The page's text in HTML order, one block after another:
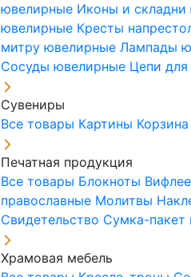
ювелирные Иконы и
ювелирные Кресты
митру ювелирныеЛампады
Сосуды ювелирные Цепи для
Сувениры
Все товары Картины
Печатная продукция
Все товары Блокноты
православные Молитвы
Свидетельство Сумка-пакет
Храмовая мебель